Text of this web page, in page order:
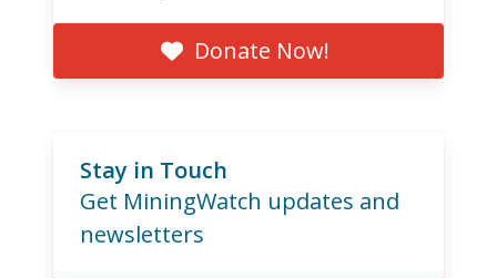
Donate Now!
Stay in Touch
Get MiningWatch updates and
newsletters